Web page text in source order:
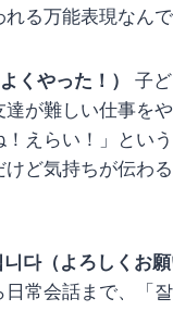
る万能表現なんで
やった！）
子
が難しい仕事をや
！えらい！」とい
ど気持ちが伝わ
다（よろしくお願
日常会話まで、「